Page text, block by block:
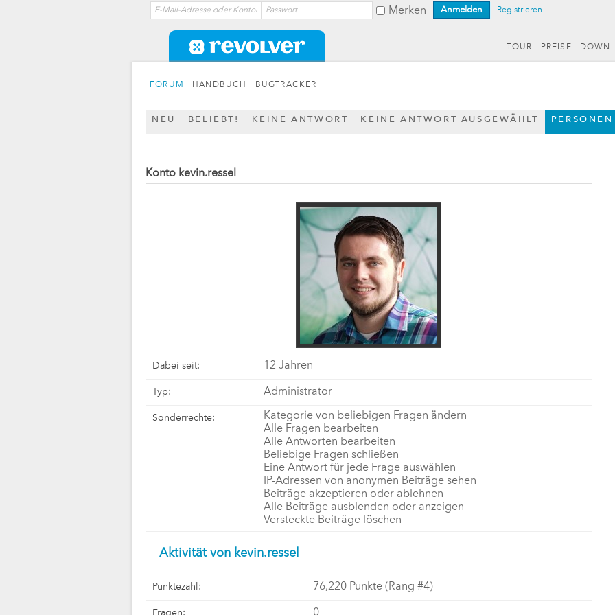
Merken Registrieren
TOUR PREISE
FORUM HANDBUCH BUGTRACKER
NEU BELIEBT! KEINE ANTWORT KEINE ANTWORT AUSGEWÄHLT PERSONEN
Konto kevin.ressel
Dabei seit: 12 Jahren
Typ: Administrator
Sonderrechte:
Kategorie von beliebigen Fragen ändern
Alle Fragen bearbeiten
Alle Antworten bearbeiten
Beliebige Fragen schließen
Eine Antwort für jede Frage auswählen
IP-Adressen von anonymen Beiträge sehen
Beiträge akzeptieren oder ablehnen
Alle Beiträge ausblenden oder anzeigen
Versteckte Beiträge löschen
Aktivität von kevin.ressel
Punktezahl: 76,220 Punkte (Rang #4)
Fragen: